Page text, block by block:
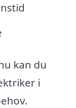
kan du
i